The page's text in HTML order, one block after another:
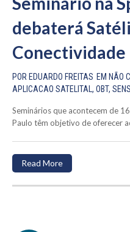
debaterá
Conectividade
POR EDUARDO FREITAS EM NÃO
APLICACAO SATELITAL , OBT,
Seminários que acontecem de
Paulo têm objetivo de oferecer
Read More